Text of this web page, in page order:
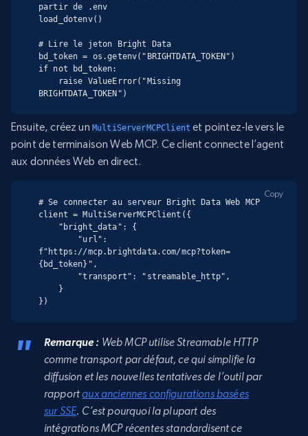
partir de .env
load_dotenv()
# Lire le jeton Bright Data
bd_token = os.getenv("BRIGHTDATA_TOKEN")
if not bd_token:
BRIGHTDATA_TOKEN")
Ensuite, créez un MultiServerMCPClient et pointez-le vers le
point de terminaison Web MCP. Ce client connecte l’agent
aux données Web en direct.
# Se connecter au serveur Bright Data Web MCP
client = MultiServerMCPClient({
f"https://mcp.brightdata.com/mcp?token=
{bd_token}",
})
Copy
Remarque : Web MCP utilise Streamable HTTP
comme transport par défaut, ce qui simplifie la
diffusion et les nouvelles tentatives de l’outil par
rapportaux anciennes configurations basées
sur SSE. C’est pourquoi la plupart des
intégrations MCP récentes standardisent ce